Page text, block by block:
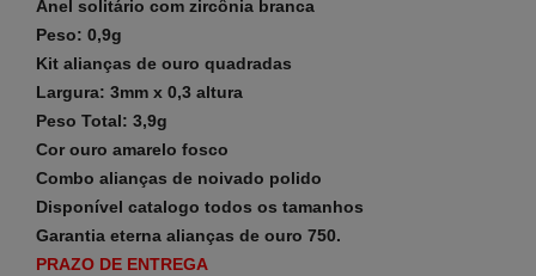
Anel solitário com zircônia branca
Peso: 0,9g
Kit alianças de ouro quadradas
Largura: 3mm x 0,3 altura
Peso Total: 3,9g
Cor ouro amarelo fosco
Combo alianças de noivado polido
Disponível catalogo todos os tamanhos
Garantia eterna alianças de ouro 750.
PRAZO DE ENTREGA